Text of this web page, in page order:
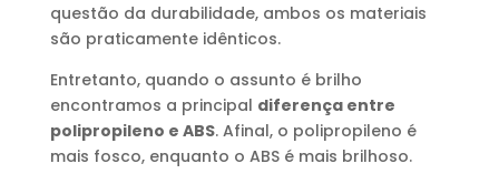
questão da durabilidade, ambos os materiais
são praticamente idênticos.
Entretanto, quando o assunto é brilho
encontramos a principal diferença entre
polipropileno e ABS. Afinal, o polipropileno é
mais fosco, enquanto o ABS é mais brilhoso.